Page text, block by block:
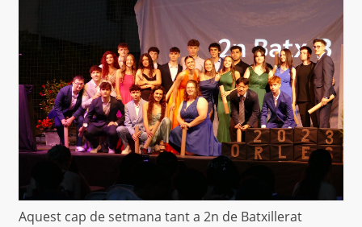
Aquest cap de setmana tant a 2n de Batxillerat